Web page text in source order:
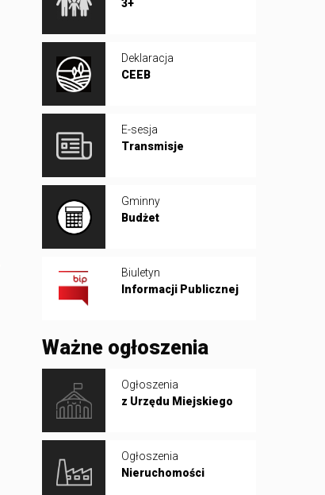
3+
Deklaracja
CEEB
E-sesja
Transmisje
Gminny
Budżet
Biuletyn
Informacji Publicznej
Ważne ogłoszenia
Ogłoszenia
z Urzędu Miejskiego
Ogłoszenia
Nieruchomości